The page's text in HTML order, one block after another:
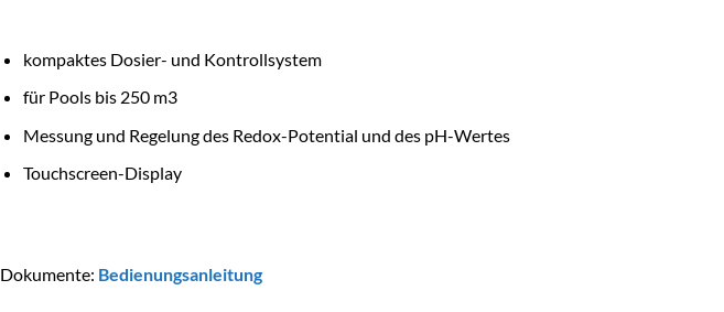
kompaktes Dosier- und Kontrollsystem
für Pools bis 250 m3
Messung und Regelung des Redox-Potential und des pH-Wertes
Touchscreen-Display
Dokumente: Bedienungsanleitung